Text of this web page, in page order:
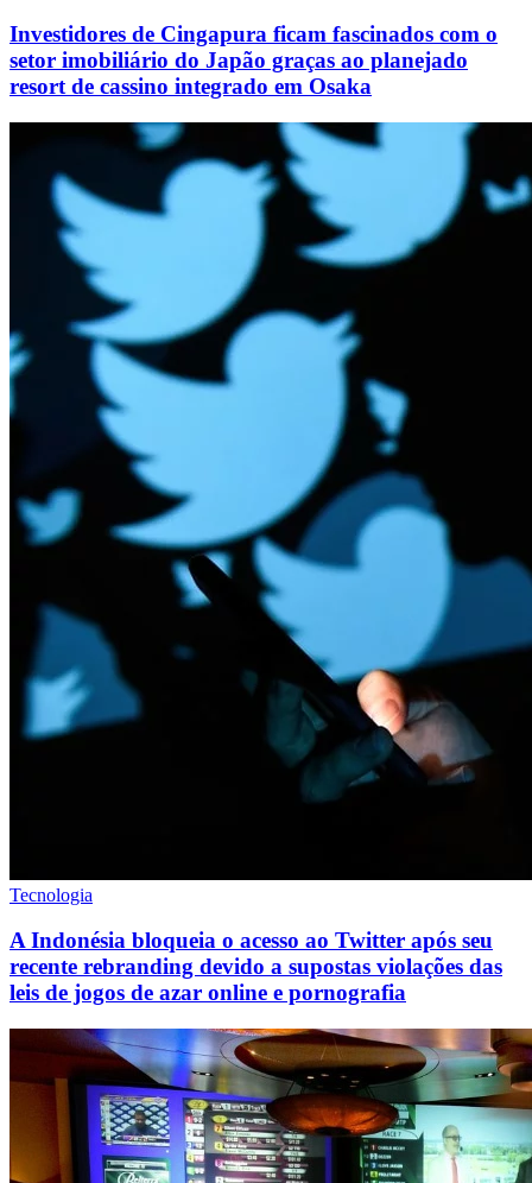
Investidores de Cingapura ficam fascinados com o
setor imobiliário do Japão graças ao planejado
resort de cassino integrado em Osaka
Tecnologia
A Indonésia bloqueia o acesso ao Twitter após seu
recente rebranding devido a supostas violações das
leis de jogos de azar online e pornografia